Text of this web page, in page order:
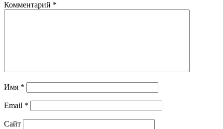
Комментарий *
Имя *
Email *
Сайт